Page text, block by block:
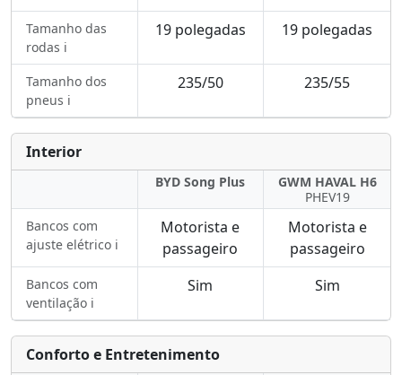
Tamanho das
rodas ℹ️
19 polegadas 19 polegadas
Tamanho dos
pneus ℹ️
235/50 235/55
Interior
BYD Song Plus
GWM HAVAL H6
PHEV19
Bancos com
ajuste elétrico ℹ️
Motorista e
passageiro
Motorista e
passageiro
Bancos com
ventilação ℹ️
Sim Sim
Conforto e Entretenimento